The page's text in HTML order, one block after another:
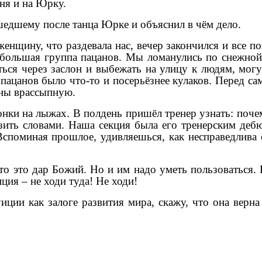
и на Юрку.
после танца Юрке и объяснил в чём дело.
что раздевала нас, вечер закончился и
группа пацанов. Мы ломанулись по
через заслон и выбежать на улицу к людям,
было что-то и посерьёзнее кулаков. Перед
врассыпную.
на лыжах. В полдень пришёл тренер узнать:
словами. Наша секция была его тренерским
прошлое, удивляешься, как
это дар Божий. Но и им надо уметь
– не ходи туда! Не ходи!
как залоге развития мира, скажу, что она